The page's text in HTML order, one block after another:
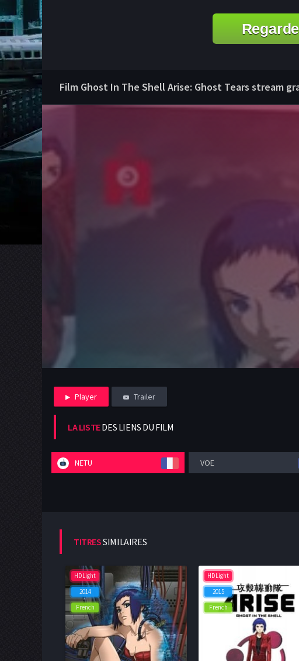
Film Ghost In The Shell Arise: Ghost Tears stream
Player Trailer
LA LISTEDES LIENS DU FILM
NETU VOE
TITRESSIMILAIRES
HDLight
2014
French
HDLight
2015
French